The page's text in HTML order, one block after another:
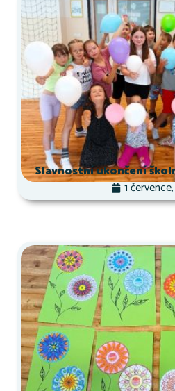
Slavnostní ukončení
1